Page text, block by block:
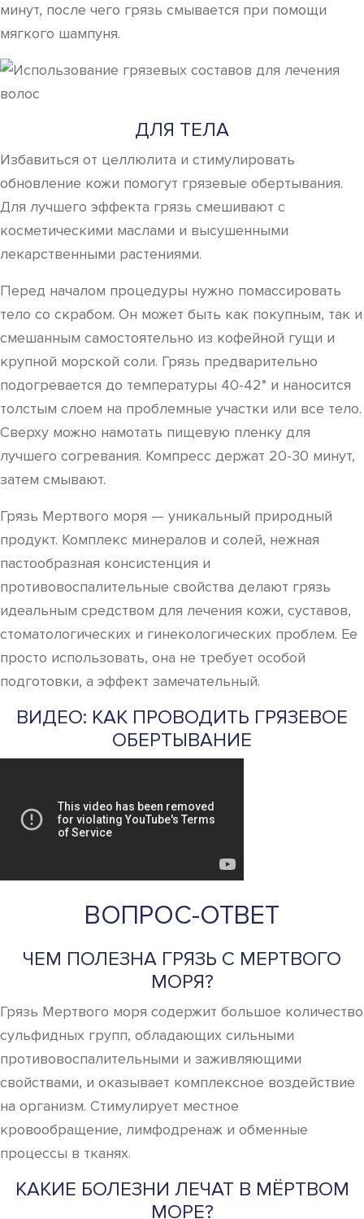
минут, после чего грязь смывается при помощи
мягкого шампуня.
ДЛЯ ТЕЛА
Избавиться от целлюлита и стимулировать
обновление кожи помогут грязевые обертывания.
Для лучшего эффекта грязь смешивают с
косметическими маслами и высушенными
лекарственными растениями.
Перед началом процедуры нужно помассировать
тело со скрабом. Он может быть как покупным, так и
смешанным самостоятельно из кофейной гущи и
крупной морской соли. Грязь предварительно
подогревается до температуры 40-42° и наносится
толстым слоем на проблемные участки или все тело.
Сверху можно намотать пищевую пленку для
лучшего согревания. Компресс держат 20-30 минут,
затем смывают.
Грязь Мертвого моря — уникальный природный
продукт. Комплекс минералов и солей, нежная
пастообразная консистенция и
противовоспалительные свойства делают грязь
идеальным средством для лечения кожи, суставов,
стоматологических и гинекологических проблем. Ее
просто использовать, она не требует особой
подготовки, а эффект замечательный.
ВИДЕО: КАК ПРОВОДИТЬ ГРЯЗЕВОЕ
ОБЕРТЫВАНИЕ
ВОПРОС-ОТВЕТ
ЧЕМ ПОЛЕЗНА ГРЯЗЬ С МЕРТВОГО
МОРЯ?
Грязь Мертвого моря содержит большое количество
сульфидных групп, обладающих сильными
противовоспалительными и заживляющими
свойствами, и оказывает комплексное воздействие
на организм. Стимулирует местное
кровообращение, лимфодренаж и обменные
процессы в тканях.
КАКИЕ БОЛЕЗНИ ЛЕЧАТ В МЁРТВОМ
МОРЕ?